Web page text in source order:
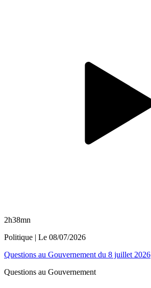
2h38mn
Politique | Le 08/07/2026
Questions au Gouvernement du 8 juillet 2026
Questions au Gouvernement